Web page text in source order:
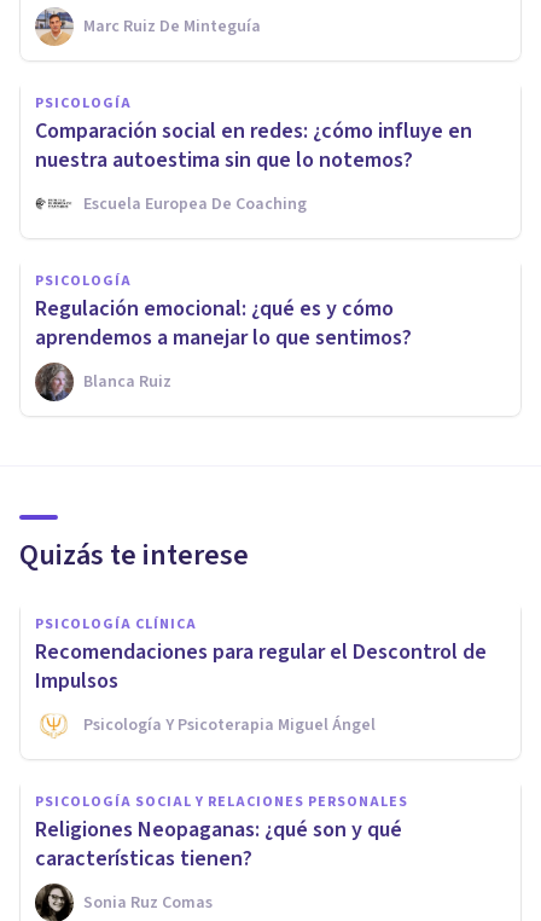
Marc Ruiz De Minteguía
PSICOLOGÍA
Comparación social en redes: ¿cómo influye en
nuestra autoestima sin que lo notemos?
Escuela Europea De Coaching
PSICOLOGÍA
Regulación emocional: ¿qué es y cómo
aprendemos a manejar lo que sentimos?
Blanca Ruiz
Quizás te interese
PSICOLOGÍA CLÍNICA
Recomendaciones para regular el Descontrol de
Impulsos
Psicología Y Psicoterapia Miguel Ángel
PSICOLOGÍA SOCIAL Y RELACIONES PERSONALES
Religiones Neopaganas: ¿qué son y qué
características tienen?
Sonia Ruz Comas